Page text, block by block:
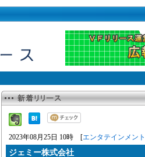
2023年08月25日 10時 [エンタテインメン
ジェミー株式会社